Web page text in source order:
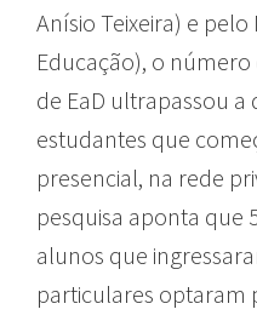
Anísio Teixeira) e pelo
Educação), o
de EaD ultrapassou
estudantes que
presencial, na rede
pesquisa aponta que
alunos que
particulares optaram